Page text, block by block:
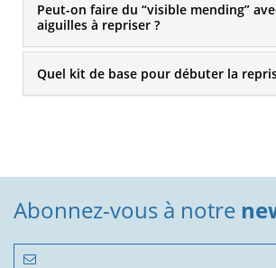
Peut-on faire du “visible mending”
aiguilles à repriser ?
Quel kit de base pour débuter la
Abonnez-vous à notre